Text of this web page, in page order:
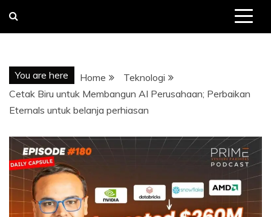
You are here Home
Teknologi
Cetak Biru untuk Membangun AI Perusahaan; Perbaikan
Eternals untuk belanja perhiasan